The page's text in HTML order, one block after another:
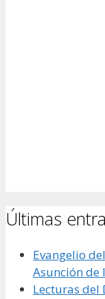
Últimas
Evangelio
Asunción de
Lecturas del